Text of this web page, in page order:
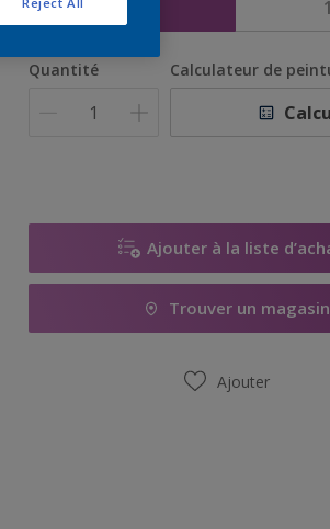
Quantité Calculateur de
Ajouter à la liste
Trouver un magasin
Ajouter